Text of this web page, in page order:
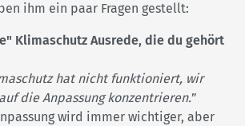
ihm ein paar Fragen gestellt:
Klimaschutz Ausrede, die du gehört
hat nicht funktioniert, wir
die Anpassung konzentrieren.”
wird immer wichtiger, aber